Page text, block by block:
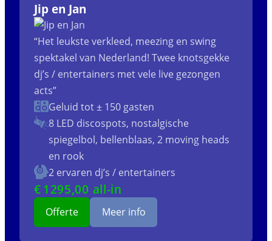
Jip en Jan
“Het leukste verkleed, meezing en swing
spektakel van Nederland! Twee knotsgekke
dj’s / entertainers met vele live gezongen
acts”
Geluid tot ± 150 gasten
8 LED discospots, nostalgische
spiegelbol, bellenblaas, 2 moving heads
en rook
2 ervaren dj’s / entertainers
€ 1295,00 all-in
Offerte Meer info